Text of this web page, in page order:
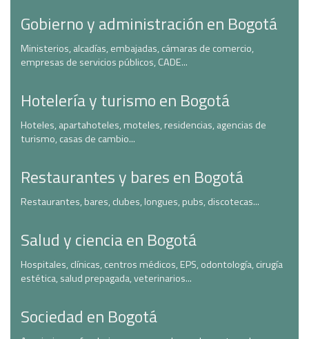
Gobierno y administración en Bogotá
Ministerios, alcadías, embajadas, cámaras de comercio,
empresas de servicios públicos, CADE...
Hotelería y turismo en Bogotá
Hoteles, apartahoteles, moteles, residencias, agencias de
turismo, casas de cambio...
Restaurantes y bares en Bogotá
Restaurantes, bares, clubes, longues, pubs, discotecas...
Salud y ciencia en Bogotá
Hospitales, clínicas, centros médicos, EPS, odontología, cirugía
estética, salud prepagada, veterinarios...
Sociedad en Bogotá